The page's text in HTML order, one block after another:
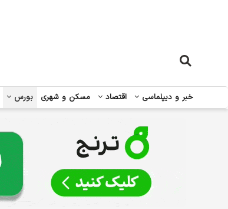
خبر و دیپلماسی اقتصاد مسکن و شهری بورس